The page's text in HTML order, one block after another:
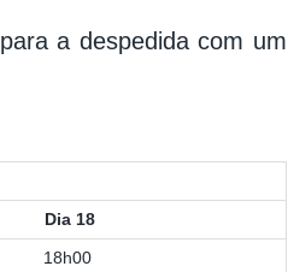
a despedida com um
Dia 18
18h00